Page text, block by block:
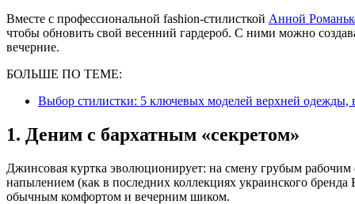
Вместе с профессиональной fashion-стилисткой Анной
чтобы обновить свой весенний гардероб. С ними можно
вечерние.
БОЛЬШЕ ПО ТЕМЕ:
Выбор стилистки: 5 ключевых моделей верхней одежды,
1. Деним с бархатным «секретом»
Джинсовая куртка эволюционирует: на смену грубым
напылением (как в последних коллекциях украинского
обычным комфортом и вечерним шиком.